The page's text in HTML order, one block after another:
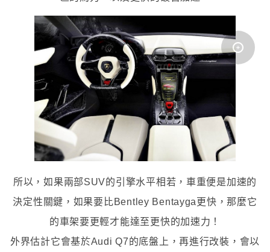
所以，如果兩部SUV的引擎水平相若，車重便是加速的
決定性關鍵，如果要比Bentley Bentayga更快，那麼它
的車架要更輕才能達至更快的加速力！
外界估計它會基於Audi Q7的底盤上，再進行改裝，會以